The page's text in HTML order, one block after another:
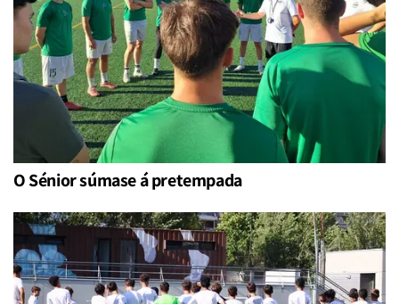
O Sénior súmase á pretempada